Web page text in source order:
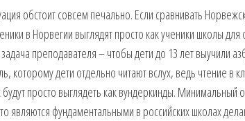
обстоит совсем печально. Если сравнивать
в Норвегии выглядят просто как ученики школы
преподавателя – чтобы дети до 13 лет выучили
которому дети отдельно читают вслух, ведь чтение в
просто выглядеть как вундеркинды.
являются фундаментальными в российских школах